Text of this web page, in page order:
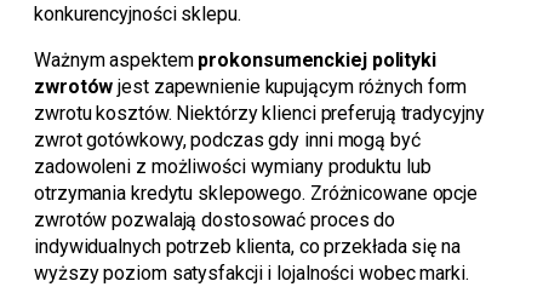
konkurencyjności sklepu.
Ważnym aspektem prokonsumenckiej polityki
zwrotów jest zapewnienie kupującym różnych form
zwrotu kosztów. Niektórzy klienci preferują tradycyjny
zwrot gotówkowy, podczas gdy inni mogą być
zadowoleni z możliwości wymiany produktu lub
otrzymania kredytu sklepowego. Zróżnicowane opcje
zwrotów pozwalają dostosować proces do
indywidualnych potrzeb klienta, co przekłada się na
wyższy poziom satysfakcji i lojalności wobec marki.